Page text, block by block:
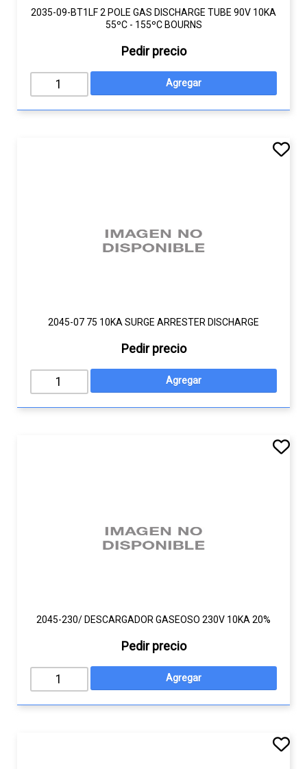
2035-09-BT1LF 2 POLE GAS DISCHARGE TUBE 90V 10KA
55ºC - 155ºC BOURNS
Pedir precio
2045-07 75 10KA SURGE ARRESTER DISCHARGE
Pedir precio
2045-230/ DESCARGADOR GASEOSO 230V 10KA 20%
Pedir precio